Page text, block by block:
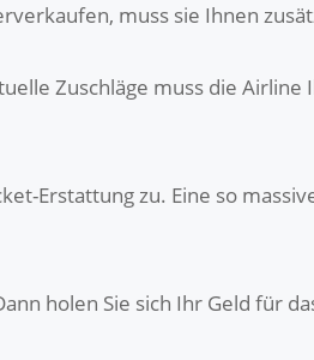
muss sie Ihnen
Zuschläge muss die Airline
Erstattung zu. Eine so
holen Sie sich Ihr Geld für